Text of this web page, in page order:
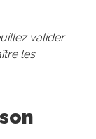
valider
les